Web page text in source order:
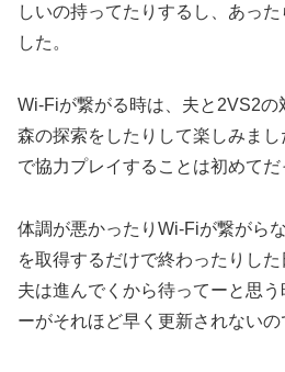
しいの持ってたりするし、あっ
した。
Wi-Fiが繋がる時は、夫と2VS2の
森の探索をしたりして楽しみま
で協力プレイすることは初めてだ
体調が悪かったりWi-Fiが繋がら
を取得するだけで終わったりした
夫は進んでくから待ってーと思
ーがそれほど早く更新されないの